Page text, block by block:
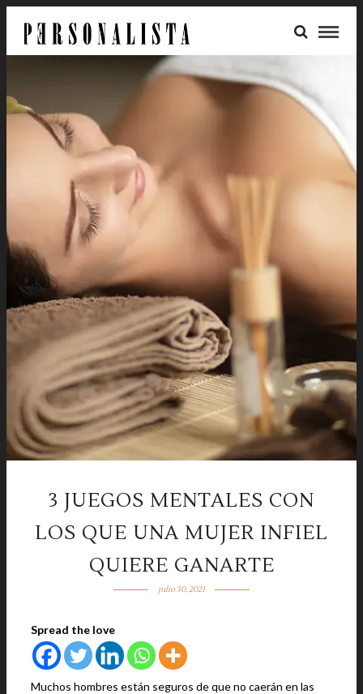
3 JUEGOS MENTALES CON
LOS QUE UNA MUJER INFIEL
QUIERE GANARTE
julio 30, 2021
Spread the love
Muchos hombres están seguros de que no caerán en las